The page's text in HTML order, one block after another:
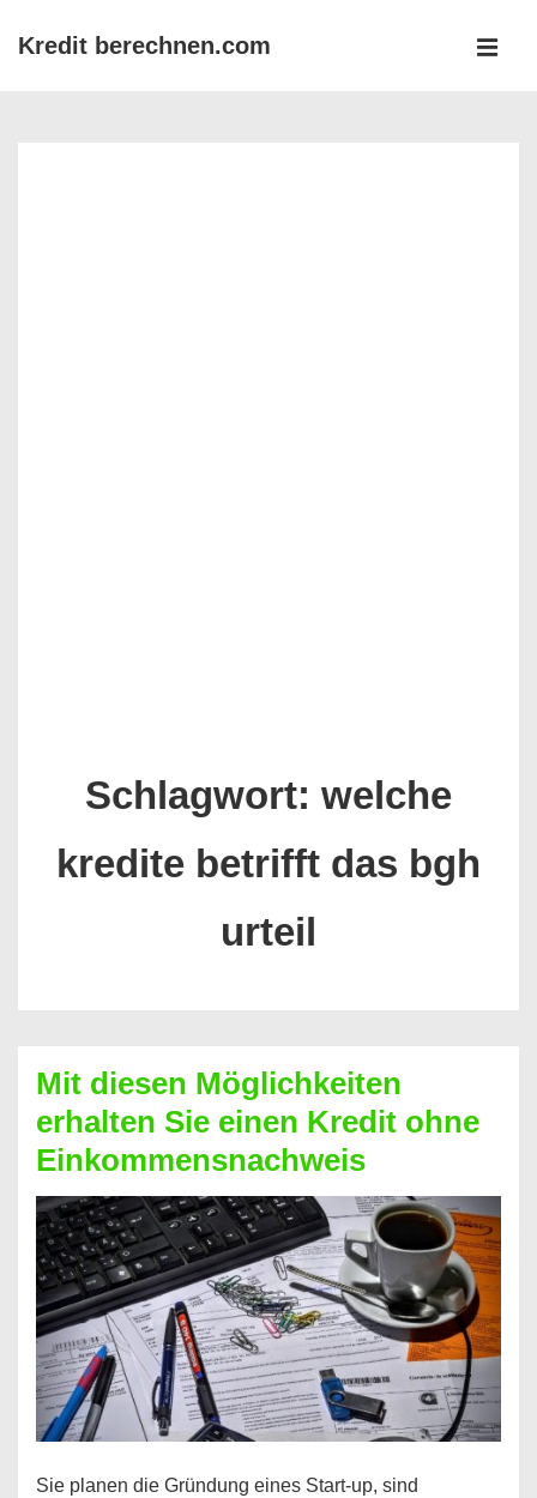
ZumKredit berechnen.com
Schlagwort: welche
kredite betrifft das bgh
urteil
Mit diesen Möglichkeiten
erhalten Sie einen Kredit ohne
Einkommensnachweis
Sie planen die Gründung eines Start-up, sind